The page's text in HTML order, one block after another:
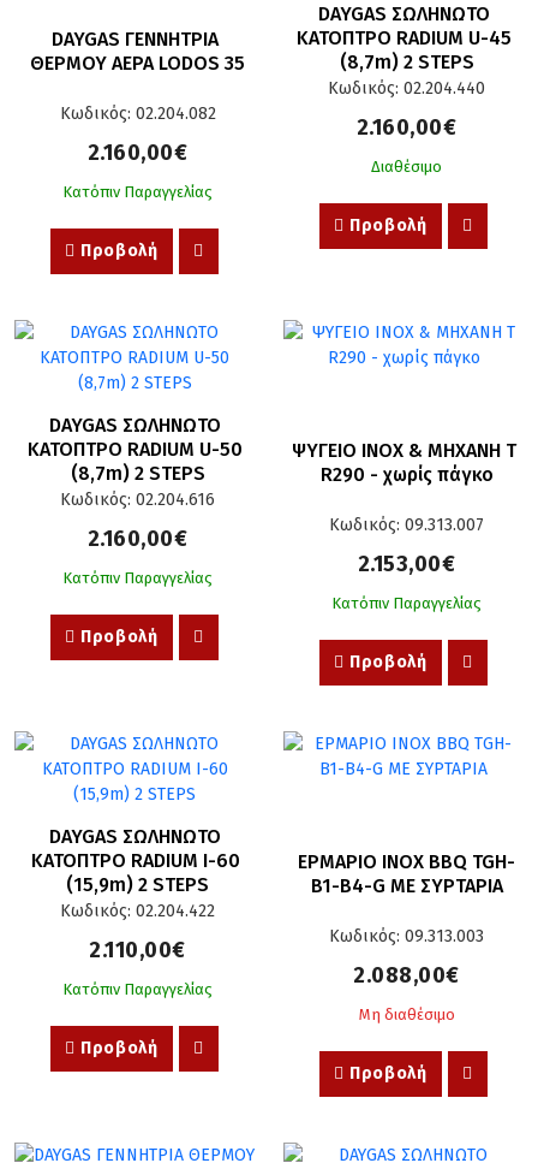
DAYGAS ΓΕΝΝΗΤΡΙΑ
ΘΕΡΜΟΥ ΑΕΡΑ LODOS 35
Κωδικός: 02.204.082
2.160,00€
Κατόπιν Παραγγελίας
Προβολή
DAYGAS ΣΩΛΗΝΩΤΟ
ΚΑΤΟΠΤΡΟ RADIUM U-45
(8,7m) 2 STEPS
Κωδικός: 02.204.440
2.160,00€
Διαθέσιμο
Προβολή
DAYGAS ΣΩΛΗΝΩΤΟ
ΚΑΤΟΠΤΡΟ RADIUM U-50
(8,7m) 2 STEPS
Κωδικός: 02.204.616
2.160,00€
Κατόπιν Παραγγελίας
Προβολή
ΨΥΓΕΙΟ INOX & ΜΗΧΑΝΗ T
R290 - χωρίς πάγκο
Κωδικός: 09.313.007
2.153,00€
Κατόπιν Παραγγελίας
Προβολή
DAYGAS ΣΩΛΗΝΩΤΟ
ΚΑΤΟΠΤΡΟ RADIUM I-60
(15,9m) 2 STEPS
Κωδικός: 02.204.422
2.110,00€
Κατόπιν Παραγγελίας
Προβολή
ΕΡΜΑΡΙΟ INOX BBQ TGH-
B1-B4-G ΜΕ ΣΥΡΤΑΡΙΑ
Κωδικός: 09.313.003
2.088,00€
Μη διαθέσιμο
Προβολή